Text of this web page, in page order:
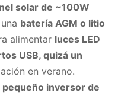
solar de ~100W
batería AGM o litio
alimentar luces LED
USB, quizá un
en verano.
pequeño inversor de